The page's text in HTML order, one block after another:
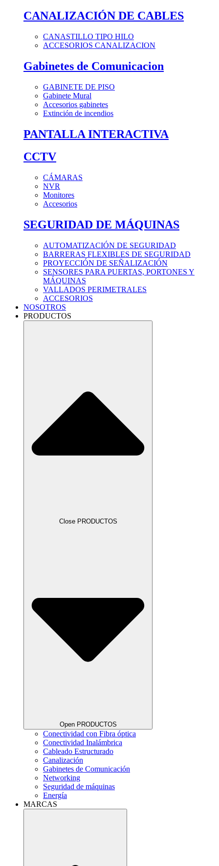
CANALIZACIÓN DE CABLES
CANASTILLO TIPO HILO
ACCESORIOS CANALIZACION
Gabinetes de Comunicacion
GABINETE DE PISO
Gabinete Mural
Accesorios gabinetes
Extinción de incendios
PANTALLA INTERACTIVA
CCTV
CÁMARAS
NVR
Monitores
Accesorios
SEGURIDAD DE MÁQUINAS
AUTOMATIZACIÓN DE SEGURIDAD
BARRERAS FLEXIBLES DE SEGURIDAD
PROYECCIÓN DE SEÑALIZACIÓN
SENSORES PARA PUERTAS, PORTONES Y
MÁQUINAS
VALLADOS PERIMETRALES
ACCESORIOS
NOSOTROS
PRODUCTOS
Close PRODUCTOS
Open PRODUCTOS
Conectividad con Fibra óptica
Conectividad Inalámbrica
Cableado Estructurado
Canalización
Gabinetes de Comunicación
Networking
Seguridad de máquinas
Energía
MARCAS